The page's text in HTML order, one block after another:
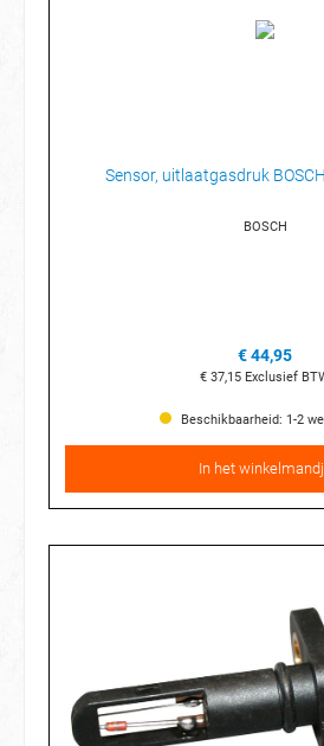
Sensor, uitlaatgasdruk
BOSCH
€ 44,95
€ 37,15 Exclusief
Beschikbaarheid: 1-2
In het